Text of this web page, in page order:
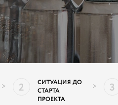
> 2
СИТУАЦИЯ ДО
СТАРТА
ПРОЕКТА
> 3